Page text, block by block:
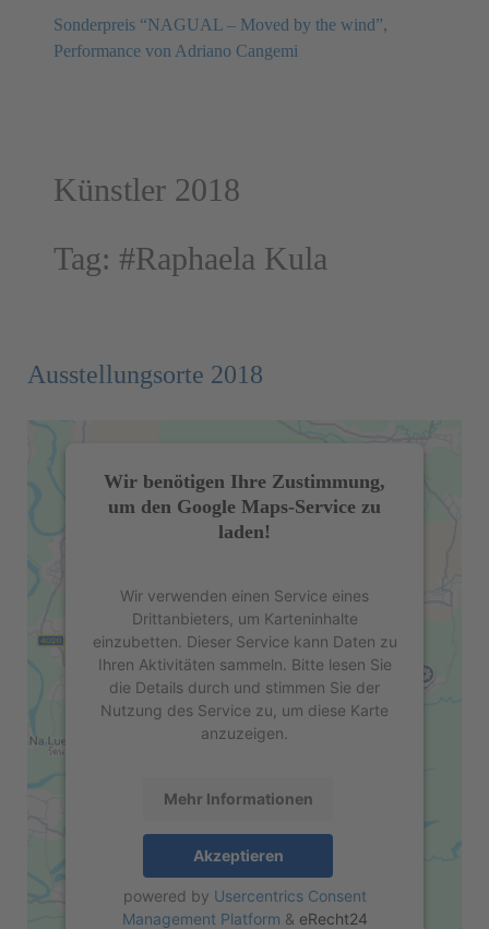
Sonderpreis “NAGUAL – Moved by the wind”,
Performance von Adriano Cangemi
Künstler 2018
Tag: #Raphaela Kula
Ausstellungsorte 2018
Wir benötigen Ihre Zustimmung,
um den Google Maps-Service zu
laden!
Wir verwenden einen Service eines
Drittanbieters, um Karteninhalte
einzubetten. Dieser Service kann Daten zu
Ihren Aktivitäten sammeln. Bitte lesen Sie
die Details durch und stimmen Sie der
Nutzung des Service zu, um diese Karte
anzuzeigen.
Mehr Informationen
Akzeptieren
powered by Usercentrics Consent
Management Platform & eRecht24